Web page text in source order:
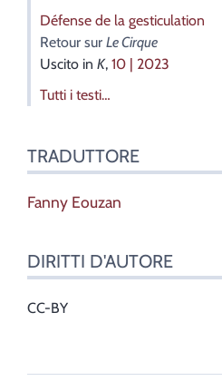
Défense de la gesticulation
Retour sur Le Cirque
Uscito in K, 10 | 2023
Tutti i testi…
TRADUTTORE
Fanny Eouzan
DIRITTI D'AUTORE
CC-BY